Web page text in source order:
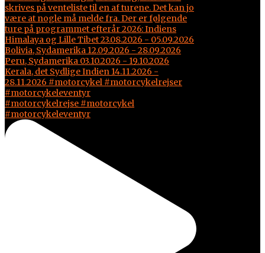
#motorcykelrejse #motorcykel
#motorcykeleventyr